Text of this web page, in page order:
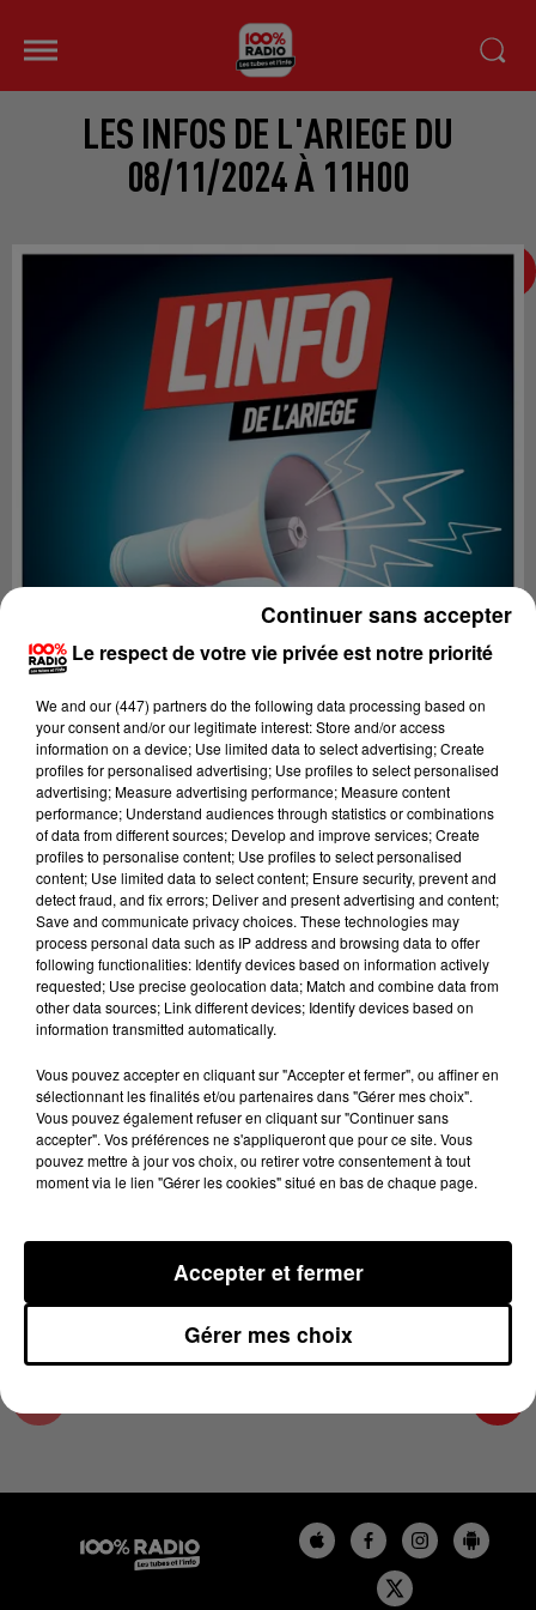
LES INFOS DE L'ARIEGE DU
08/11/2024 À 11H00
Lecture (2 min 22 sec)
100%
100% Radio les infos de l'Ariege
8 novembre 2024 - 2 min 22 sec
LES INFOS DE L'ARIEGE DU 08/11/2024 À
11H00
Podcasts infos de l'Ariège
Le respect de votre vie privée est notre priorité
We and our (447) partnersdo the following data processing based on
your consent and/or our legitimate interest: Store and/or access
information on a device; Use limited data to select advertising; Create
profiles for personalised advertising; Use profiles to select personalised
advertising; Measure advertising performance; Measure content
performance; Understand audiences through statistics or combinations
of data from different sources; Develop and improve services; Create
profiles to personalise content; Use profiles to select personalised
content; Use limited data to select content; Ensure security, prevent and
detect fraud, and fix errors; Deliver and present advertising and content;
Save and communicate privacy choices. These technologies may
process personal data such as IP address and browsing data to offer
following functionalities: Identify devices based on information actively
requested; Use precise geolocation data; Match and combine data from
other data sources; Link different devices; Identify devices based on
information transmitted automatically.
Vous pouvez accepter en cliquant sur "Accepter et fermer", ou affiner en
sélectionnant les finalités et/ou partenaires dans "Gérer mes choix".
Vous pouvez également refuser en cliquant sur "Continuer sans
accepter". Vos préférences ne s'appliqueront que pour ce site. Vous
pouvez mettre à jour vos choix, ou retirer votre consentement à tout
moment via le lien "Gérer les cookies" situé en bas de chaque page.
Gérer mes choix
Accepter et fermer
Continuer sans accepter